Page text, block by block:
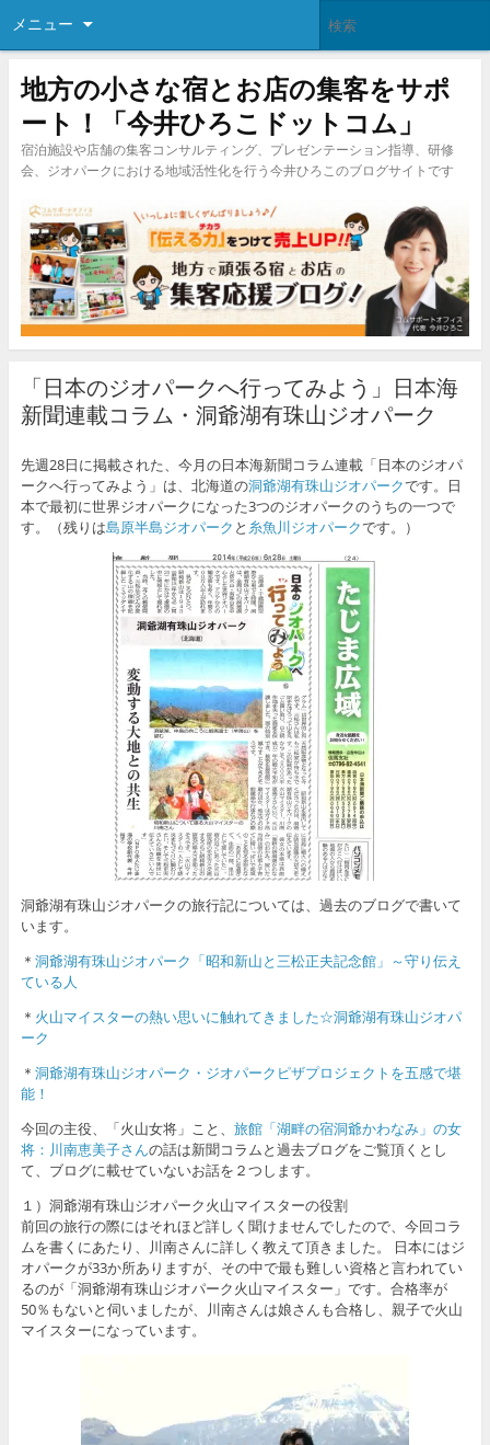
メニュー
地方の小さな宿とお店の集客をサポ
ート！「今井ひろこドットコム」
宿泊施設や店舗の集客コンサルティング、プレゼンテーション指導、研修
会、ジオパークにおける地域活性化を行う今井ひろこのブログサイトです
「日本のジオパークへ行ってみよう」日本海
新聞連載コラム・洞爺湖有珠山ジオパーク
先週28日に掲載された、今月の日本海新聞コラム連載「日本のジオパ
ークへ行ってみよう」は、北海道の洞爺湖有珠山ジオパークです。日
本で最初に世界ジオパークになった3つのジオパークのうちの一つで
す。（残りは島原半島ジオパーク と 糸魚川ジオパークです。）
洞爺湖有珠山ジオパークの旅行記については、過去のブログで書いて
います。
＊ 洞爺湖有珠山ジオパーク「昭和新山と三松正夫記念館」～守り伝え
ている人
＊ 火山マイスターの熱い思いに触れてきました☆洞爺湖有珠山ジオパ
ーク
＊ 洞爺湖有珠山ジオパーク・ジオパークピザプロジェクトを五感で堪
能！
今回の主役、「火山女将」こと、 旅館「湖畔の宿洞爺かわなみ」の女
将：川南恵美子さんの話は新聞コラムと過去ブログをご覧頂くとし
て、ブログに載せていないお話を２つします。
１）洞爺湖有珠山ジオパーク火山マイスターの役割
前回の旅行の際にはそれほど詳しく聞けませんでしたので、今回コラ
ムを書くにあたり、川南さんに詳しく教えて頂きました。 日本にはジ
オパークが33か所ありますが、その中で最も難しい資格と言われてい
るのが「洞爺湖有珠山ジオパーク火山マイスター」です。合格率が
50％もないと伺いましたが、川南さんは娘さんも合格し、親子で火山
マイスターになっています。